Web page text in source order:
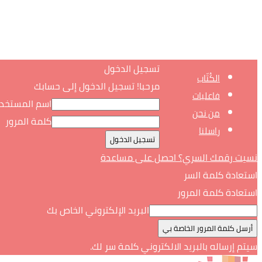
الكُتّاب
فاعليات
من نحن
راسلنا
تسجيل الدخول
مرحبا! تسجيل الدخول إلى حسابك
اسم
كلمة المرور
نسيت رقمك السري؟ احصل على مساعدة
استعادة كلمة السر
استعادة كلمة المرور
البريد الإلكتروني الخاص بك
سيتم إرساله بالبريد الالكتروني كلمة سر لك.